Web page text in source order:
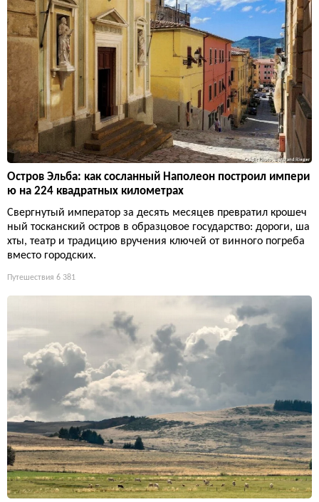
Остров Эльба: как сосланный Наполеон построил импери
ю на 224 квадратных километрах
Свергнутый император за десять месяцев превратил крошеч
ный тосканский остров в образцовое государство: дороги, ша
хты, театр и традицию вручения ключей от винного погреба
вместо городских.
Путешествия 6 381